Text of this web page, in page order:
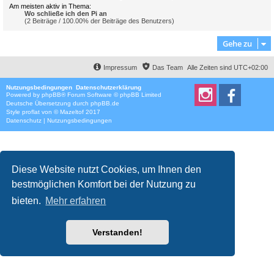
Diese Website nutzt Cookies, um Ihnen den
bestmöglichen Komfort bei der Nutzung zu
bieten. Mehr erfahren
Verstanden!
Am meisten aktiv in Thema:
Wo schließe ich den Pi an
(2 Beiträge / 100.00% der Beiträge des Benutzers)
Gehe zu
Alle Zeiten sind UTC+02:00
Das Team
Impressum
Nutzungsbedingungen Datenschutzerklärung
Powered by phpBB® Forum Software © phpBB Limited
Deutsche Übersetzung durch phpBB.de
Style proflat von ©Mazeltof 2017
Datenschutz | Nutzungsbedingungen